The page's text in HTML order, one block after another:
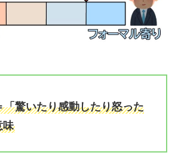
「驚いたり感動したり怒った
味